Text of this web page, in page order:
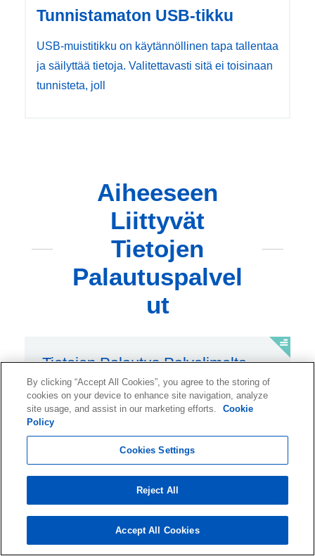
Tunnistamaton USB-tikku
USB-muistitikku on käytännöllinen tapa tallentaa
ja säilyttää tietoja. Valitettavasti sitä ei toisinaan
tunnisteta, joll
Aiheeseen
Liittyvät
Tietojen
Palautuspalvel
ut
Tietojen Palautus Palvelimelta
Saat vikaantuneet palvelimet jälleen
toimimaan ja palautat kadonneet tiedot.
Tietojen palautus RAID
Korjaa, palauta ja rekonstruoi RAID-tiedot,
By clicking “Accept All Cookies”, you agree to the storing of
cookies on your device to enhance site navigation, analyze
site usage, and assist in our marketing efforts.
Cookie
Policy
Cookies Settings
Reject All
Accept All Cookies